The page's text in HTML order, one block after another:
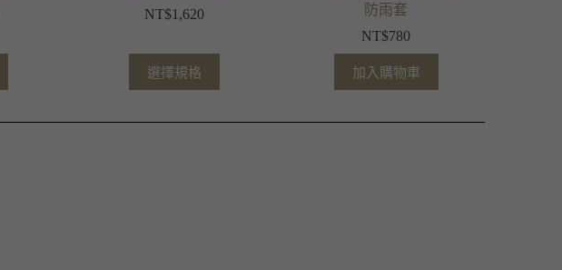
NT$1,620
選擇規格
防雨套
NT$780
加入購物車